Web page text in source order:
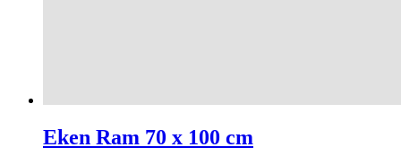
Eken Ram 70 x 100 cm